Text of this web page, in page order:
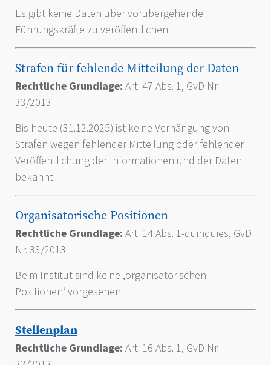
Es gibt keine Daten über vorübergehende
Führungskräfte zu veröffentlichen.
Strafen für fehlende Mitteilung der Daten
Rechtliche Grundlage: Art. 47 Abs. 1, GvD Nr.
33/2013
Bis heute (31.12.2025) ist keine Verhängung von
Strafen wegen fehlender Mitteilung oder fehlender
Veröffentlichung der Informationen und der Daten
bekannt.
Organisatorische Positionen
Rechtliche Grundlage: Art. 14 Abs. 1-quinquies, GvD
Nr. 33/2013
Beim Institut sind keine ‚organisatorischen
Positionen‘ vorgesehen.
Stellenplan
Rechtliche Grundlage: Art. 16 Abs. 1, GvD Nr.